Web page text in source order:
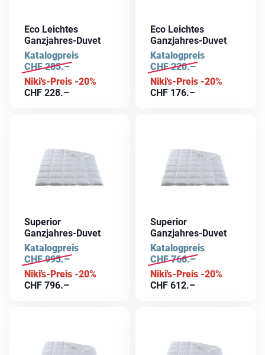
Eco Leichtes
Ganzjahres-Duvet
Katalogpreis
CHF285.–
Niki's-Preis -20%
CHF 228.–
Eco Leichtes
Ganzjahres-Duvet
Katalogpreis
CHF220.–
Niki's-Preis -20%
CHF 176.–
Superior
Ganzjahres-Duvet
Katalogpreis
CHF995.–
Niki's-Preis -20%
CHF 796.–
Superior
Ganzjahres-Duvet
Katalogpreis
CHF766.–
Niki's-Preis -20%
CHF 612.–